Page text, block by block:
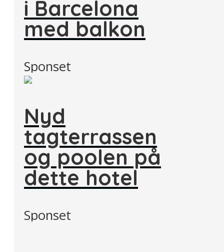
i Barcelona
med balkon
Sponset
Nyd
tagterrassen
og poolen på
dette hotel
Sponset